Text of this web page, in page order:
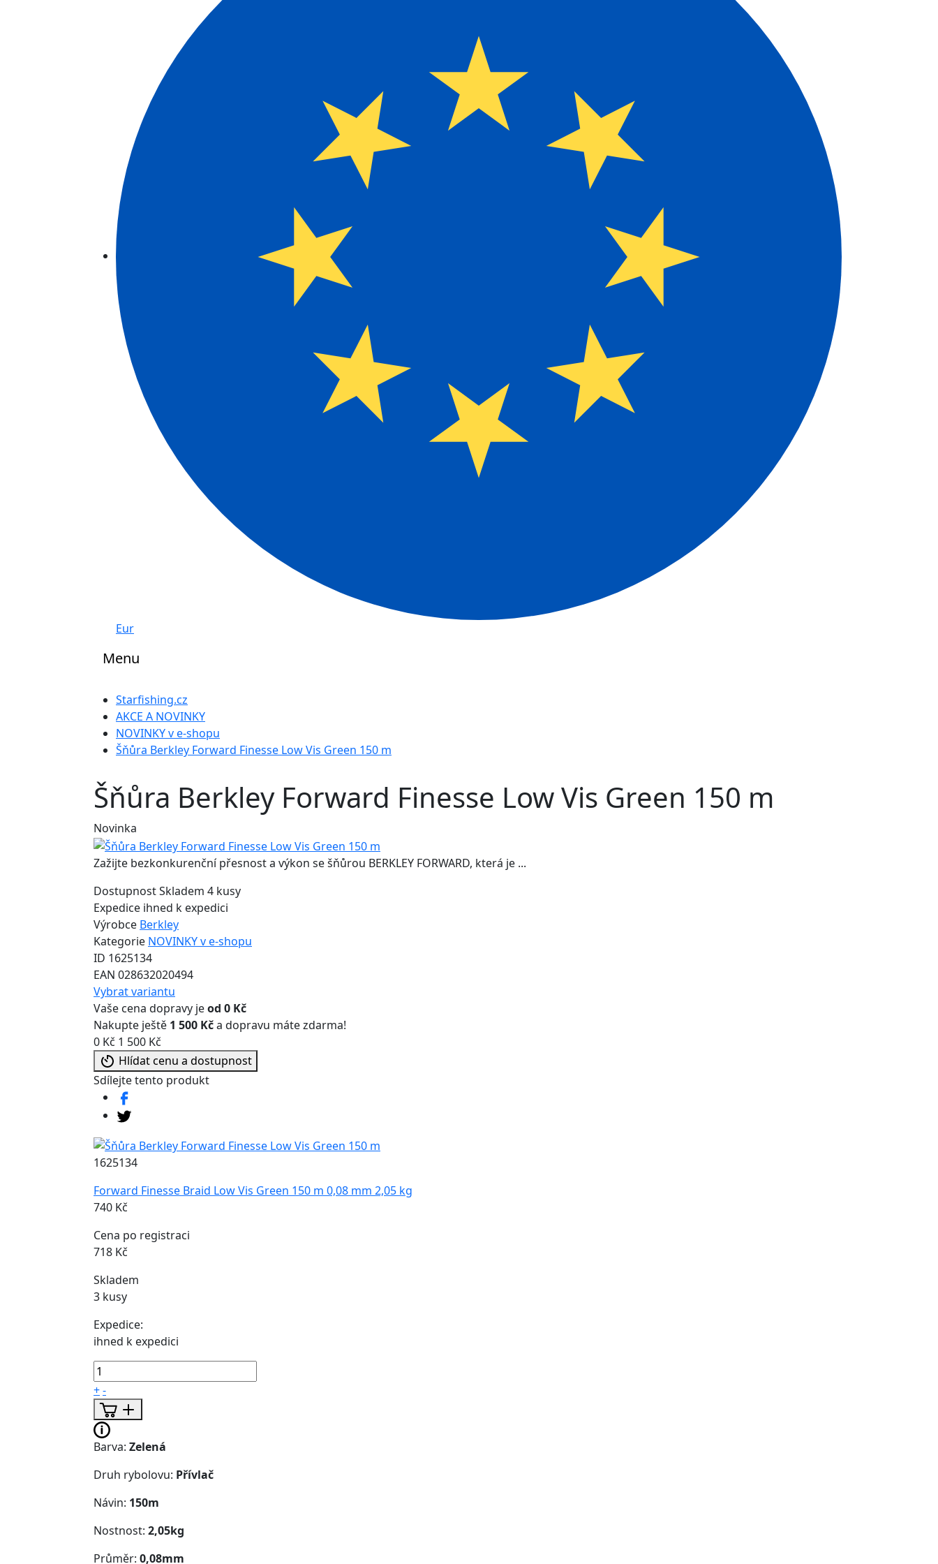
Eur
Menu
Starfishing.cz
AKCE A NOVINKY
NOVINKY v e-shopu
Šňůra Berkley Forward Finesse Low Vis Green 150 m
Šňůra Berkley Forward Finesse Low Vis Green 150 m
Novinka
Zažijte bezkonkurenční přesnost a výkon se šňůrou BERKLEY FORWARD, která je ...
DostupnostSkladem 4 kusy
Expedice ihned k expedici
Výrobce Berkley
Kategorie NOVINKY v e-shopu
ID 1625134
EAN 028632020494
Vybrat variantu
Vaše cena dopravy jeod 0 Kč
Nakupte ještě 1 500 Kča dopravu máte zdarma!
0 Kč 1 500 Kč
Hlídat cenu a dostupnost
Sdílejte tento produkt
1625134
Forward Finesse Braid Low Vis Green 150 m 0,08 mm 2,05 kg
740 Kč
Cena po registraci
718 Kč
Skladem
3 kusy
Expedice:
ihned k expedici
+-
Barva: Zelená
Druh rybolovu: Přívlač
Návin: 150m
Nostnost: 2,05kg
Průměr: 0,08mm